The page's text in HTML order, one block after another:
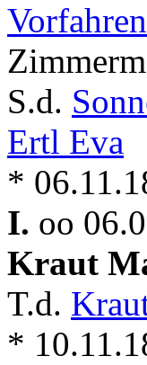
S.d.
Ertl Eva
*
I. oo
Kraut
T.d.
*